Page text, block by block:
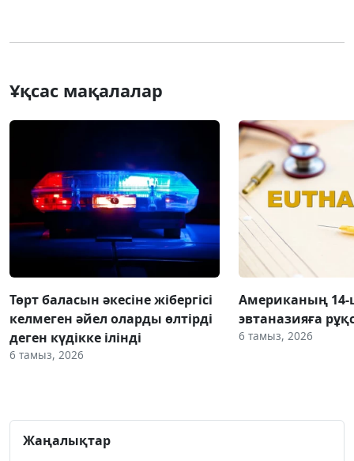
Ұқсас мақалалар
Төрт баласын әкесіне жібергісі
келмеген әйел оларды өлтірді
деген күдікке ілінді
6 тамыз, 2026
Американың
эвтаназияға
6 тамыз, 2026
Жаңалықтар